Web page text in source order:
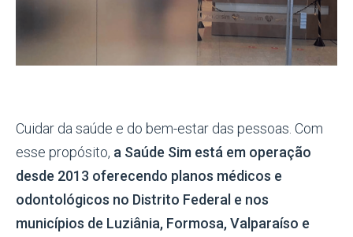
Cuidar da saúde e do bem-estar das pessoas. Com
esse propósito, a Saúde Sim está em operação
desde 2013 oferecendo planos médicos e
odontológicos no Distrito Federal e nos
municípios de Luziânia, Formosa, Valparaíso e